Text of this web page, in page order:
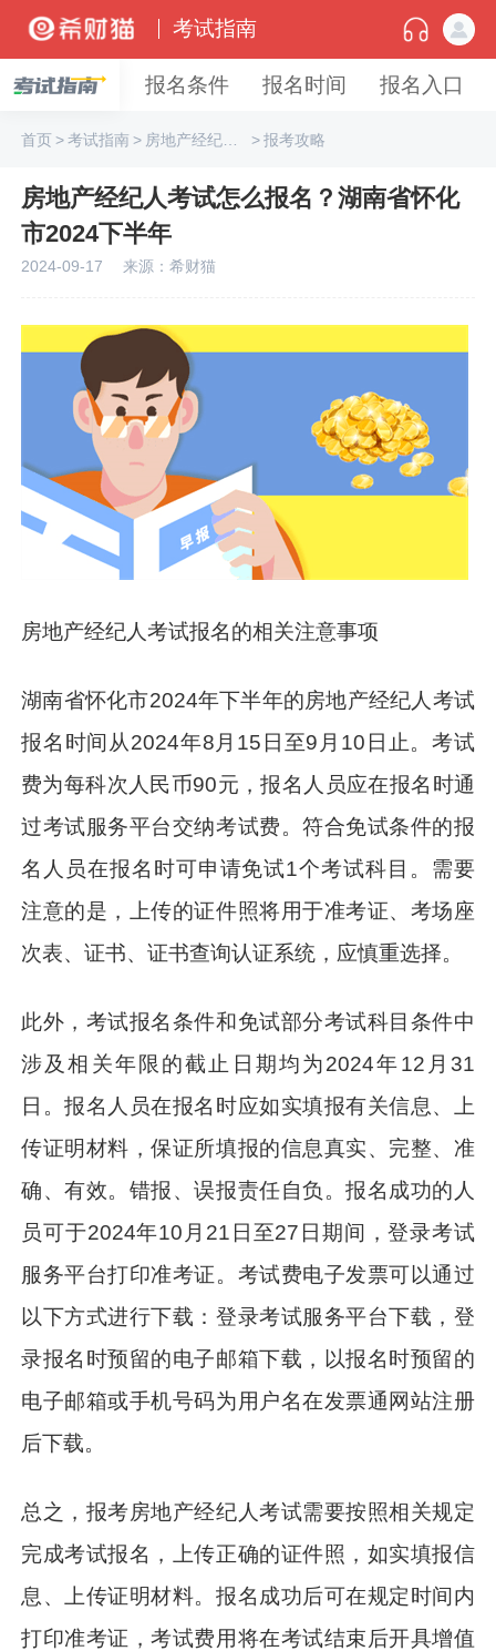
考试指南
报名条件 报名时间 报名入口
首页>考试指南> > 报考攻略
房地产经纪人考试怎么报名？湖南省怀化
市2024下半年
2024-09-17 来源：希财猫
房地产经纪人考试报名的相关注意事项
湖南省怀化市2024年下半年的房地产经纪人考试
报名时间从2024年8月15日至9月10日止。考试
费为每科次人民币90元，报名人员应在报名时通
过考试服务平台交纳考试费。符合免试条件的报
名人员在报名时可申请免试1个考试科目。需要
注意的是，上传的证件照将用于准考证、考场座
次表、证书、证书查询认证系统，应慎重选择。
此外，考试报名条件和免试部分考试科目条件中
涉及相关年限的截止日期均为2024年12月31
日。报名人员在报名时应如实填报有关信息、上
传证明材料，保证所填报的信息真实、完整、准
确、有效。错报、误报责任自负。报名成功的人
员可于2024年10月21日至27日期间，登录考试
服务平台打印准考证。考试费电子发票可以通过
以下方式进行下载：登录考试服务平台下载，登
录报名时预留的电子邮箱下载，以报名时预留的
电子邮箱或手机号码为用户名在发票通网站注册
后下载。
总之，报考房地产经纪人考试需要按照相关规定
完成考试报名，上传正确的证件照，如实填报信
息、上传证明材料。报名成功后可在规定时间内
打印准考证，考试费用将在考试结束后开具增值